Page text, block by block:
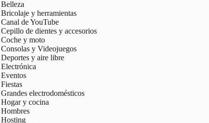
Belleza
Bricolaje y herramientas
Canal de YouTube
Cepillo de dientes y accesorios
Coche y moto
Consolas y Videojuegos
Deportes y aire libre
Electrónica
Eventos
Fiestas
Grandes electrodomésticos
Hogar y cocina
Hombres
Hosting